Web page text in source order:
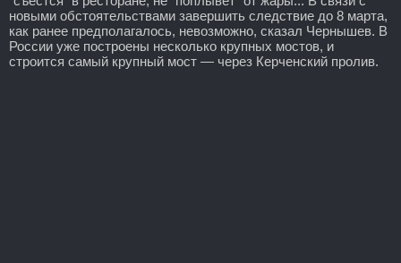
новыми обстоятельствами завершить следствие до 8 марта,
как ранее предполагалось, невозможно, сказал Чернышев. В
России уже построены несколько крупных мостов, и
строится самый крупный мост — через Керченский пролив.